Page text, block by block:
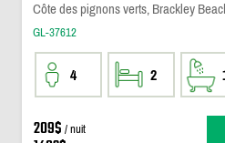
Côte des pignons verts, Brackley
GL-37612
4 2
209$ / nuit